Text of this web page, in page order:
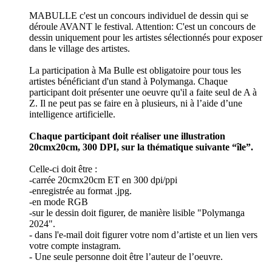
MABULLE c'est un concours individuel de dessin qui se
déroule AVANT le festival. Attention: C'est un concours de
dessin uniquement pour les artistes sélectionnés pour exposer
dans le village des artistes.
La participation à Ma Bulle est obligatoire pour tous les
artistes bénéficiant d'un stand à Polymanga. Chaque
participant doit présenter une oeuvre qu'il a faite seul de A à
Z. Il ne peut pas se faire en à plusieurs, ni à l’aide d’une
intelligence artificielle.
Chaque participant doit réaliser une illustration
20cmx20cm, 300 DPI, sur la thématique suivante “île”.
Celle-ci doit être :
-carrée 20cmx20cm ET en 300 dpi/ppi
-enregistrée au format .jpg.
-en mode RGB
-sur le dessin doit figurer, de manière lisible "Polymanga
2024".
- dans l'e-mail doit figurer votre nom d’artiste et un lien vers
votre compte instagram.
- Une seule personne doit être l’auteur de l’oeuvre.